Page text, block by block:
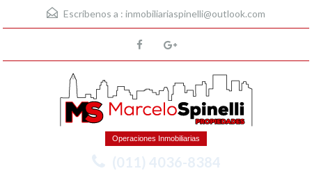
Escríbenos a : inmobiliariaspinelli@outlook.com
Operaciones Inmobiliarias
(011) 4036-8384